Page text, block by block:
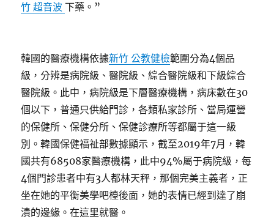
竹 超音波下藥。”
韓國的醫療機構依據新竹 公教健檢範圍分為4個品
級，分辨是病院級、醫院級、綜合醫院級和下級綜合
醫院級。此中，病院級是下層醫療機構，病床數在30
個以下，普通只供給門診，各類私家診所、當局運營
的保健所、保健分所、保健診療所等都屬于這一級
別。韓國保健福祉部數據顯示，截至2019年7月，韓
國共有68508家醫療機構，此中94%屬于病院級，每
4個門診患者中有3人都林天秤，那個完美主義者，正
坐在她的平衡美學吧檯後面，她的表情已經到達了崩
潰的邊緣。在這里就醫。